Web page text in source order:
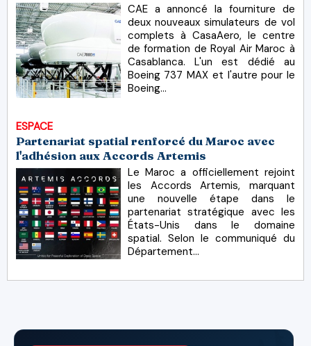
CAE a annoncé la fourniture de
deux nouveaux simulateurs de vol
complets à CasaAero, le centre
de formation de Royal Air Maroc à
Casablanca. L'un est dédié au
Boeing 737 MAX et l'autre pour le
Boeing...
ESPACE
Partenariat spatial renforcé du Maroc avec
l'adhésion aux Accords Artemis
Le Maroc a officiellement rejoint
les Accords Artemis, marquant
une nouvelle étape dans le
partenariat stratégique avec les
États-Unis dans le domaine
spatial. Selon le communiqué du
Département...